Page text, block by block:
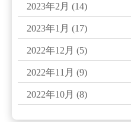
2023年2月 (14)
2023年1月 (17)
2022年12月 (5)
2022年11月 (9)
2022年10月 (8)